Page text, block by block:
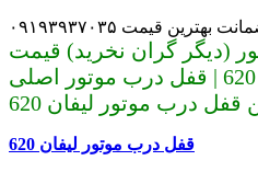
بهترین قیمت ۰۹۱۹۳۹۳۷۰۳۵
(دیگر گران نخرید) قیمت
قفل درب موتور لیفان 620 | قفل درب موتور اصلی
قفل درب موتور لیفان 620